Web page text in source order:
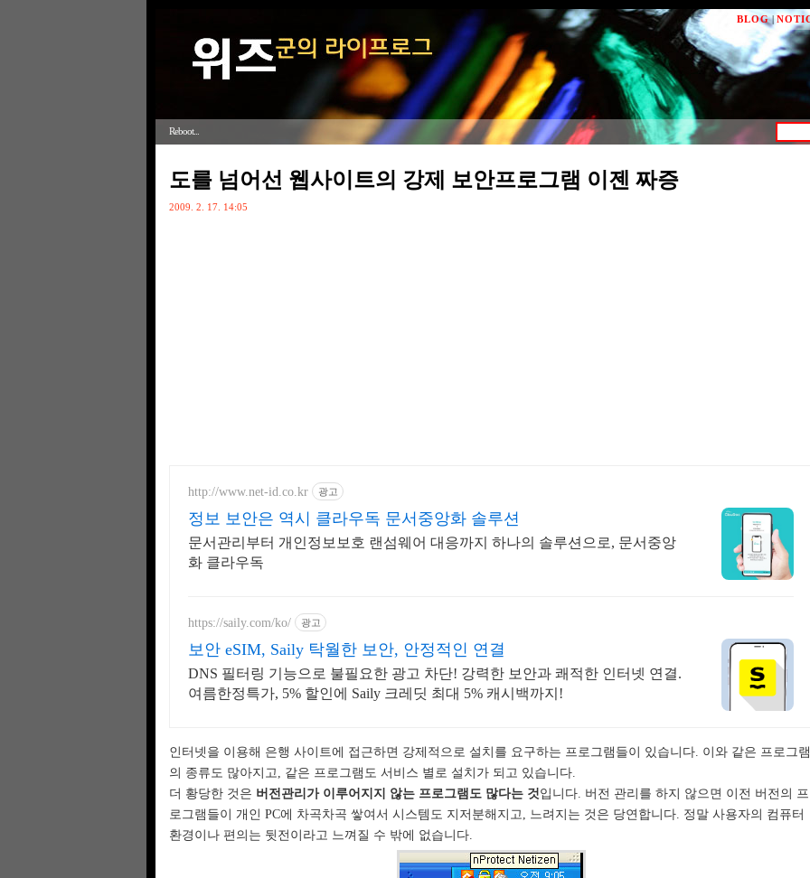
BLOG|
Reboot...
도를 넘어선 웹사이트의 강제 보안프로그램 이젠 짜증
2009. 2. 17. 14:05
http://www.net-id.co.kr 광고
정보 보안은 역시 클라우독 문서중앙화 솔루션
문서관리부터 개인정보보호 랜섬웨어 대응까지 하나의 솔루션으로, 문서중앙
화 클라우독
https://saily.com/ko/ 광고
보안 eSIM, Saily 탁월한 보안, 안정적인 연결
DNS 필터링 기능으로 불필요한 광고 차단! 강력한 보안과 쾌적한 인터넷 연결.
여름한정특가, 5% 할인에 Saily 크레딧 최대 5% 캐시백까지!
인터넷을 이용해 은행 사이트에 접근하면 강제적으로 설치를 요구하는 프로그램들이 있습니다. 이와 같은 프로그램
의 종류도 많아지고, 같은 프로그램도 서비스 별로 설치가 되고 있습니다.
더 황당한 것은 버전관리가 이루어지지 않는 프로그램도 많다는 것입니다. 버전 관리를 하지 않으면 이전 버전의 프
로그램들이 개인 PC에 차곡차곡 쌓여서 시스템도 지저분해지고, 느려지는 것은 당연합니다. 정말 사용자의 컴퓨터
환경이나 편의는 뒷전이라고 느껴질 수 밖에 없습니다.